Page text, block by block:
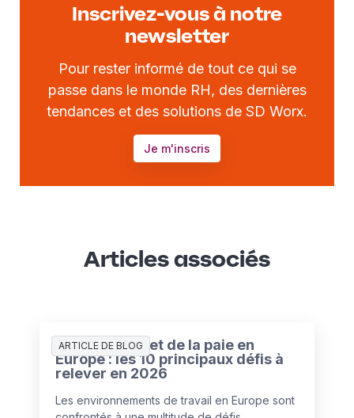
Inscrivez-vous à notre
newsletter
Pour rester informé de tout ce qui se
passe dans le monde RH, des dernières
tendances et des solutions de SD Worx.
Je m'inscris
Articles associés
ARTICLE DE BLOG
L’état des RH et de la paie en
Europe : les 10 principaux défis à
relever en 2026
Les environnements de travail en Europe sont